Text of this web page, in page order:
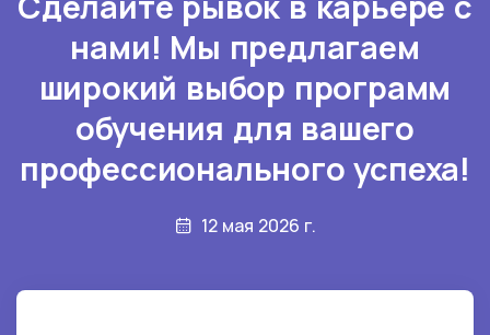
нами! Мы предлагаем
широкий выбор программ
обучения для вашего
профессионального успеха!
12 мая 2026 г.